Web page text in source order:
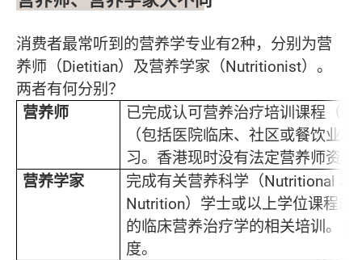
消费者最常听到的营养学专业有2种，分别为营
养师（Dietitian）及营养学家（Nutritionist）。
两者有何分别？
营养师
已完成认可营养治疗培训课程（
（包括医院临床、社区或餐饮业
习。香港现时没有法定营养师资
营养学家
完成有关营养科学（Nutritional
Nutrition）学士或以上学位课程
的临床营养治疗学的相关培训。
度。